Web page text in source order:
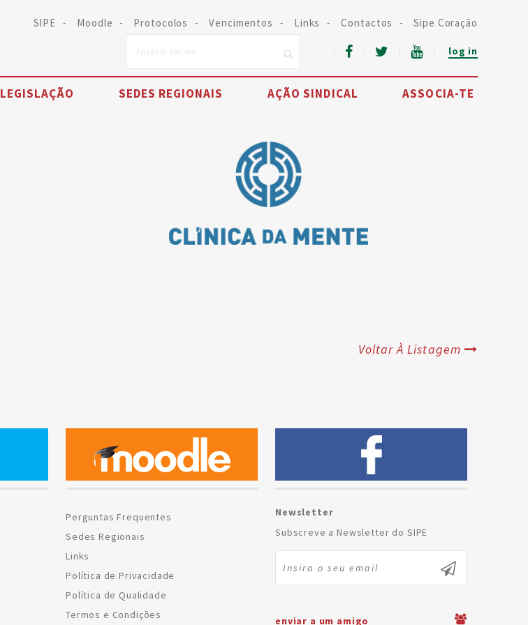
SIPE Moodle Protocolos Vencimentos Links Contactos Sipe Coração
log in
LEGISLAÇÃO SEDES REGIONAIS AÇÃO SINDICAL ASSOCIA-TE
Voltar À Listagem
Perguntas Frequentes
Sedes Regionais
Links
Política de Privacidade
Política de Qualidade
Termos e Condições
Newsletter
Subscreve a Newsletter do SIPE
enviar a um amigo